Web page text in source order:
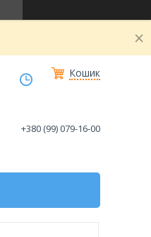
Кошик
+380 (99) 079-16-00